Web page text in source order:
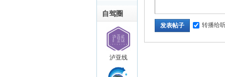
自驾圈
泸亚线
发表帖子 转播给